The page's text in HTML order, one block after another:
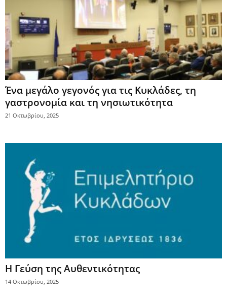
Ένα μεγάλο γεγονός για τις Κυκλάδες, τη
γαστρονομία και τη νησιωτικότητα
21 Οκτωβρίου, 2025
Η Γεύση της Αυθεντικότητας
14 Οκτωβρίου, 2025